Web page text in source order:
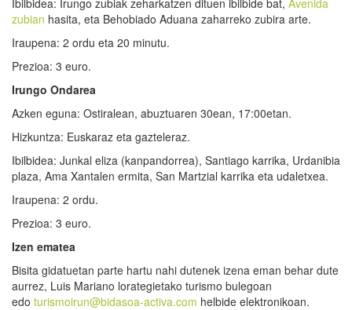
zubian hasita, eta Behobiado Aduana zaharreko zubira arte.
Iraupena: 2 ordu eta 20 minutu.
Prezioa: 3 euro.
Irungo Ondarea
Azken eguna: Ostiralean, abuztuaren 30ean, 17:00etan.
Hizkuntza: Euskaraz eta gazteleraz.
Ibilbidea: Junkal eliza (kanpandorrea), Santiago karrika, Urdanibia
plaza, Ama Xantalen ermita, San Martzial karrika eta udaletxea.
Iraupena: 2 ordu.
Prezioa: 3 euro.
Izen ematea
Bisita gidatuetan parte hartu nahi dutenek izena eman behar dute
aurrez, Luis Mariano lorategietako turismo bulegoan
edo turismoirun@bidasoa-activa.com helbide elektronikoan.